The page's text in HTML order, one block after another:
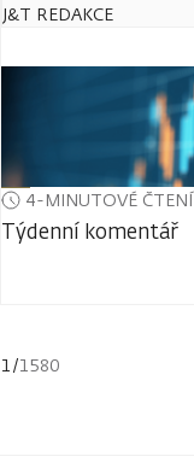
J&T REDAKCE
4-MINUTOVÉ ČTENÍ
Týdenní komentář
1/1580